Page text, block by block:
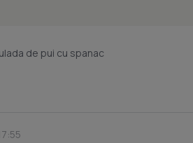
de pui cu spanac